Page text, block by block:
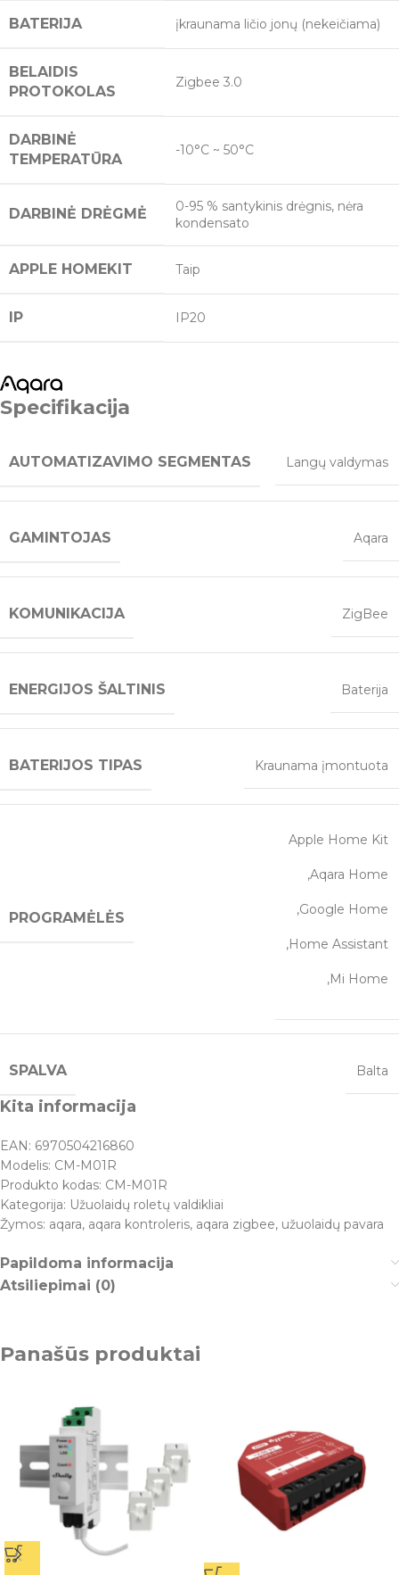
BATERIJA įkraunama ličio jonų (nekeičiama)
BELAIDIS
PROTOKOLAS
Zigbee 3.0
DARBINĖ
TEMPERATŪRA
-10°C ~ 50°C
DARBINĖ DRĖGMĖ
0-95 % santykinis drėgnis, nėra
kondensato
APPLE HOMEKIT Taip
IP IP20
Specifikacija
AUTOMATIZAVIMO SEGMENTAS Langų valdymas
GAMINTOJAS Aqara
KOMUNIKACIJA ZigBee
ENERGIJOS ŠALTINIS Baterija
BATERIJOS TIPAS Kraunama įmontuota
PROGRAMĖLĖS
Apple Home Kit
,Aqara Home
,Google Home
,Home Assistant
,Mi Home
SPALVA Balta
Kita informacija
EAN: 6970504216860
Modelis: CM-M01R
Produkto kodas: CM-M01R
Kategorija: Užuolaidų roletų valdikliai
Žymos: aqara, aqara kontroleris, aqara zigbee, užuolaidų pavara
Papildoma informacija
Atsiliepimai (0)
Panašūs produktai